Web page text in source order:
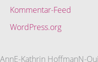
Kommentar-Feed
WordPress.org
AnnE-Kathrin HoffmanN-